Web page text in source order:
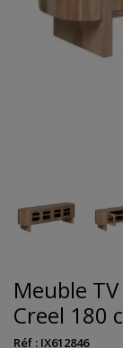
Meuble
Creel 180
Réf : IX612846